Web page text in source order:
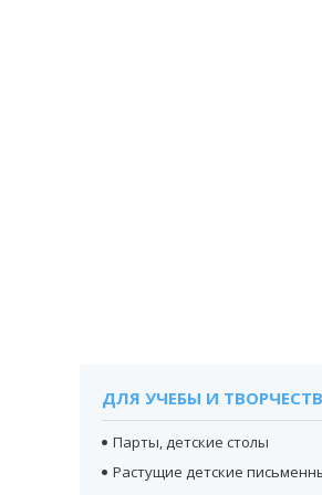
ДЛЯ УЧЕБЫ И
Парты, детские столы
Растущие детские